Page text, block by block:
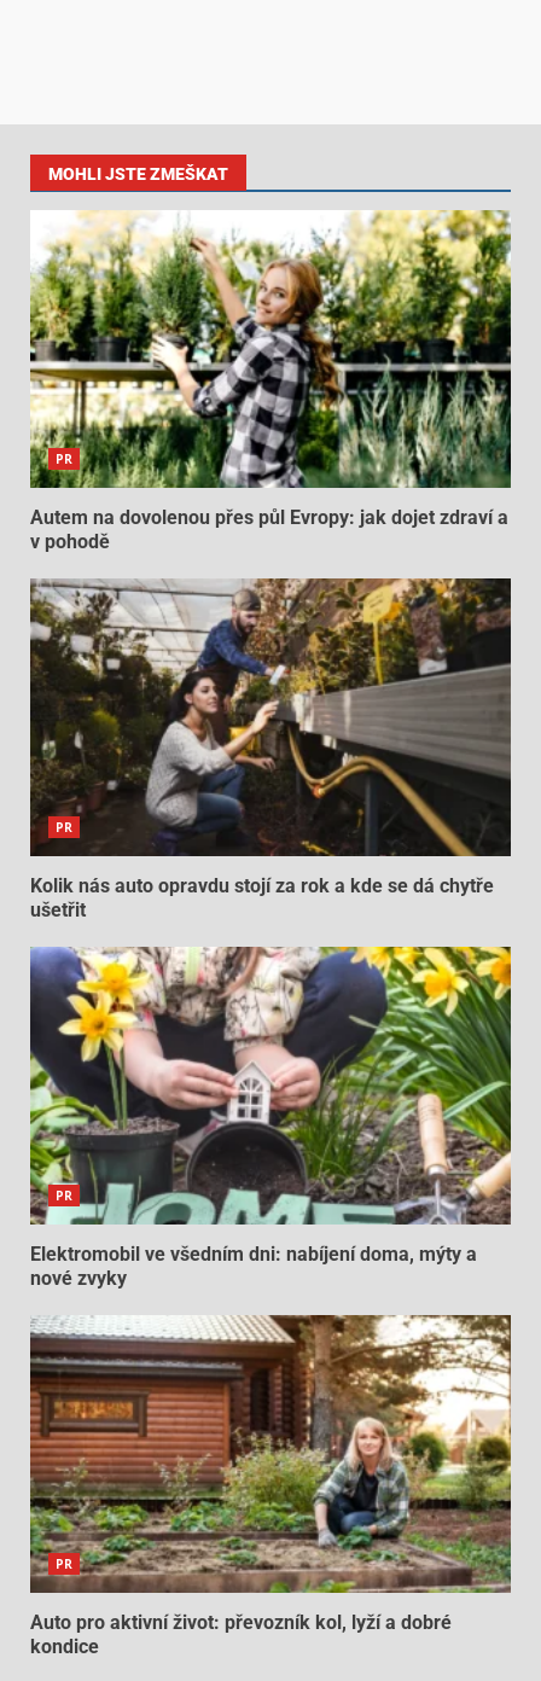
MOHLI JSTE ZMEŠKAT
PR
Autem na dovolenou přes půl Evropy: jak dojet zdraví a
v pohodě
PR
Kolik nás auto opravdu stojí za rok a kde se dá chytře
ušetřit
PR
Elektromobil ve všedním dni: nabíjení doma, mýty a
nové zvyky
PR
Auto pro aktivní život: převozník kol, lyží a dobré
kondice